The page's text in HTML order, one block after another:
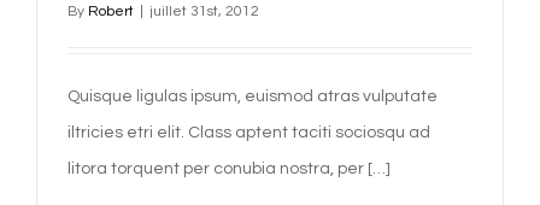
By Robert juillet 31st, 2012
Quisque ligulas ipsum, euismod atras vulputate
iltricies etri elit. Class aptent taciti sociosqu ad
litora torquent per conubia nostra, per […]